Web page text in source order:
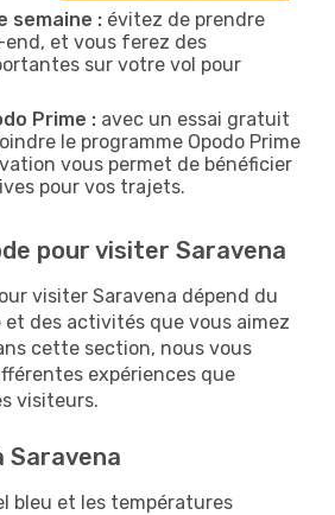
semaine : évitez de prendre
end, et vous ferez des
sur votre vol pour
Prime : avec un essai gratuit
le programme Opodo Prime
vous permet de bénéficier
pour vos trajets.
pour visiter Saravena
visiter Saravena dépend du
et des activités que vous aimez
cette section, nous vous
expériences que
visiteurs.
Saravena
bleu et les températures